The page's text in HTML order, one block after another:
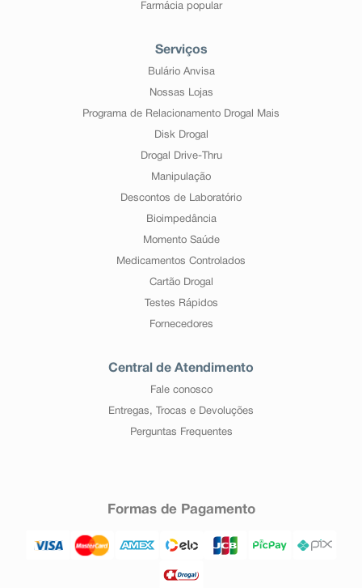
Farmácia popular
Serviços
Bulário Anvisa
Nossas Lojas
Programa de Relacionamento Drogal Mais
Disk Drogal
Drogal Drive-Thru
Manipulação
Descontos de Laboratório
Bioimpedância
Momento Saúde
Medicamentos Controlados
Cartão Drogal
Testes Rápidos
Fornecedores
Central de Atendimento
Fale conosco
Entregas, Trocas e Devoluções
Perguntas Frequentes
Formas de Pagamento